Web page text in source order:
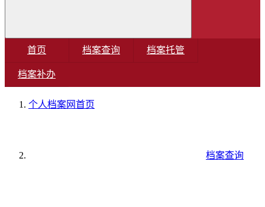
首页 档案查询 档案托管
档案补办
个人档案网首页
档案查询